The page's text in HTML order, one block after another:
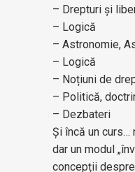
– Drepturi și
– Logică
– Astronomie,
– Logică
– Noțiuni de
– Politică,
– Dezbateri
Și încă un curs…
dar un modul
concepții